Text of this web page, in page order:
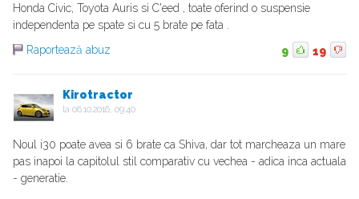
Honda Civic, Toyota Auris si C'eed , toate oferind o suspensie
independenta pe spate si cu 5 brate pe fata .
Raportează abuz
9 19
Kirotractor
la 06.10.2016, 09:40
Noul i30 poate avea si 6 brate ca Shiva, dar tot marcheaza un mare
pas inapoi la capitolul stil comparativ cu vechea - adica inca actuala
- generatie.